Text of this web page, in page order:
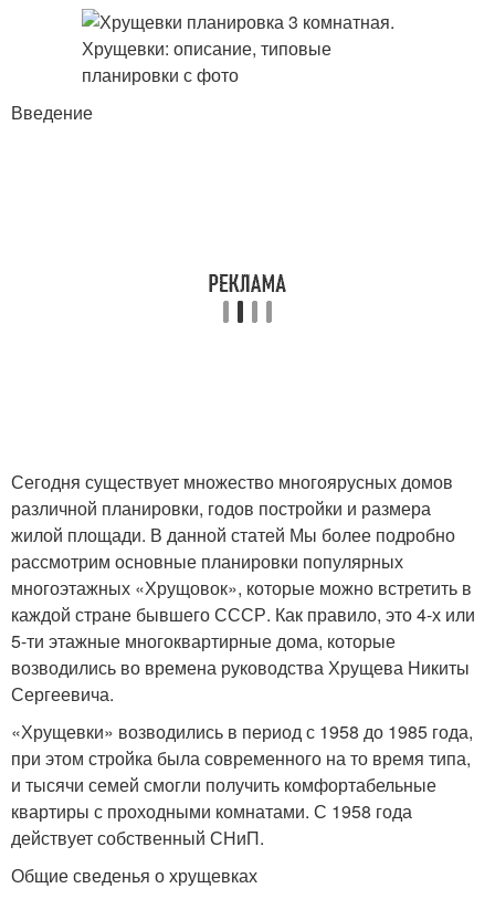
Введение
Сегодня существует множество многоярусных домов
различной планировки, годов постройки и размера
жилой площади. В данной статей Мы более подробно
рассмотрим основные планировки популярных
многоэтажных «Хрущовок», которые можно встретить в
каждой стране бывшего СССР. Как правило, это 4-х или
5-ти этажные многоквартирные дома, которые
возводились во времена руководства Хрущева Никиты
Сергеевича.
«Хрущевки» возводились в период с 1958 до 1985 года,
при этом стройка была современного на то время типа,
и тысячи семей смогли получить комфортабельные
квартиры с проходными комнатами. С 1958 года
действует собственный СНиП.
Общие сведенья о хрущевках